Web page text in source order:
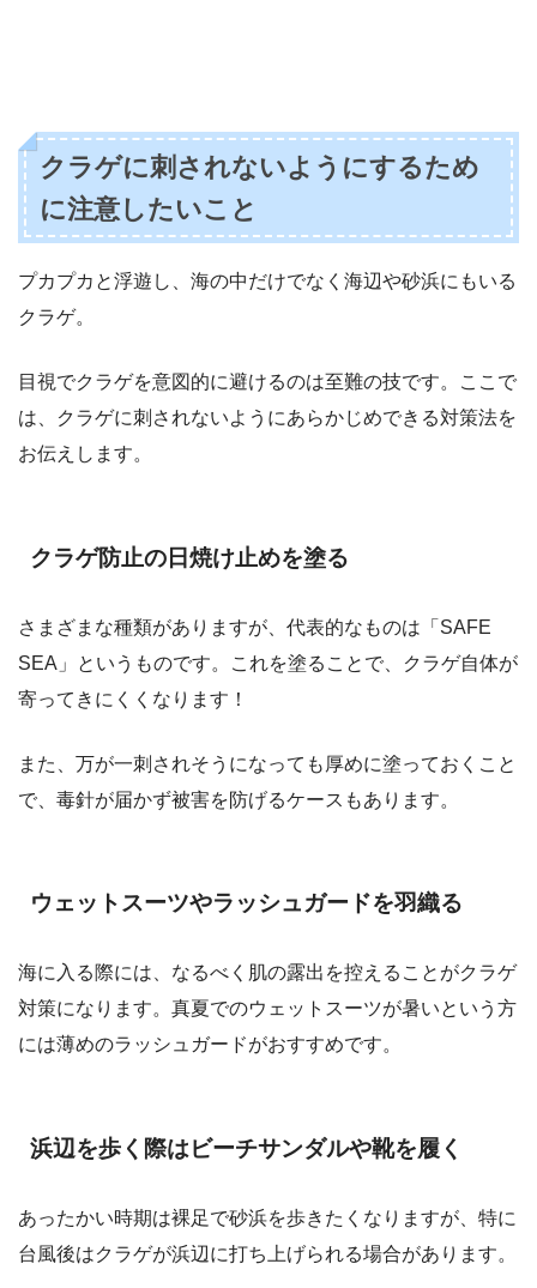
クラゲに刺されないようにするため
に注意したいこと
プカプカと浮遊し、海の中だけでなく海辺や砂浜にもいる
クラゲ。
目視でクラゲを意図的に避けるのは至難の技です。ここで
は、クラゲに刺されないようにあらかじめできる対策法を
お伝えします。
クラゲ防止の日焼け止めを塗る
さまざまな種類がありますが、代表的なものは「SAFE
SEA」というものです。これを塗ることで、クラゲ自体が
寄ってきにくくなります！
また、万が一刺されそうになっても厚めに塗っておくこと
で、毒針が届かず被害を防げるケースもあります。
ウェットスーツやラッシュガードを羽織る
海に入る際には、なるべく肌の露出を控えることがクラゲ
対策になります。真夏でのウェットスーツが暑いという方
には薄めのラッシュガードがおすすめです。
浜辺を歩く際はビーチサンダルや靴を履く
あったかい時期は裸足で砂浜を歩きたくなりますが、特に
台風後はクラゲが浜辺に打ち上げられる場合があります。